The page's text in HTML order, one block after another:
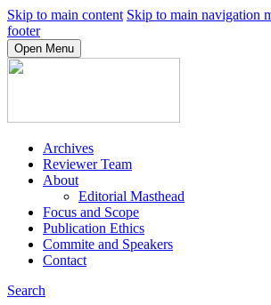
Skip to main content Skip to main navigation
footer
Open Menu
Archives
Reviewer Team
About
Editorial Masthead
Focus and Scope
Publication Ethics
Commite and Speakers
Contact
Search